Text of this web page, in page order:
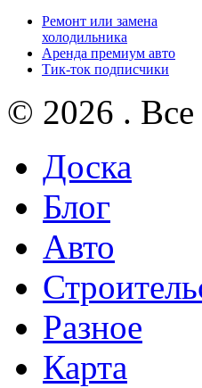
Ремонт или замена
холодильника
Аренда премиум авто
Тик-ток подписчики
© 2026 .
Доска
Блог
Авто
Разное
Карта